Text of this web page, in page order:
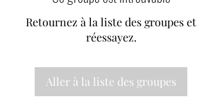
Retournez à la liste des groupes et
réessayez.
Aller à la liste des groupes